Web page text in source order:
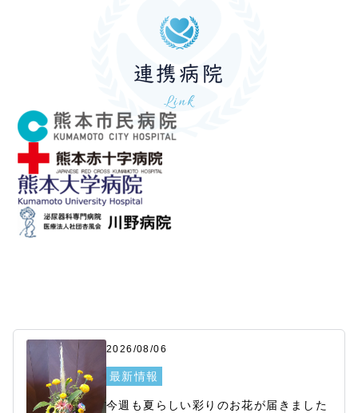
連携病院
Link
2026/08/06
最新情報
今週も夏らしい彩りのお花が届きました